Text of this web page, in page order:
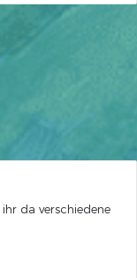
da verschiedene